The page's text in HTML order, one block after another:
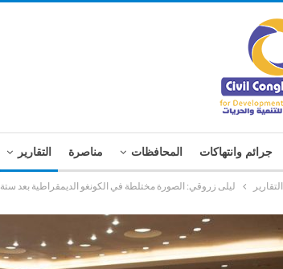
جرائم وانتهاكات المحافظات مناصرة التقارير
التقارير ليلى زروقي: الصورة مختلطة في الكونغو الديمقراطية بعد ستة